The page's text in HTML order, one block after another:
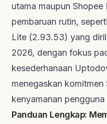
utama maupun
pembaruan rutin,
Lite (2.93.53) yang
2026, dengan fokus
kesederhanaan
menegaskan komitmen
kenyamanan
Panduan Lengkap: